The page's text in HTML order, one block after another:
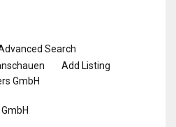
Search
Add Listing